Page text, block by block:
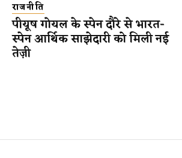
राजनीति
पीयूष गोयल के स्पेन दौरे से भारत-
स्पेन आर्थिक साझेदारी को मिली नई
तेज़ी